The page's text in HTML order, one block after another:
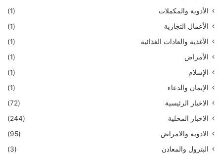
الأدوية والمكملات
(1)
الأعمال التجارية
(1)
الأغذية والعادات الغذائية
(1)
الأمراض
(1)
الإسلام
(1)
الإيمان والدعاء
(1)
الاخبار الرئيسية
(72)
الاخبار المحلية
(244)
الادوية والامراض
(95)
البترول والمعادن
(3)